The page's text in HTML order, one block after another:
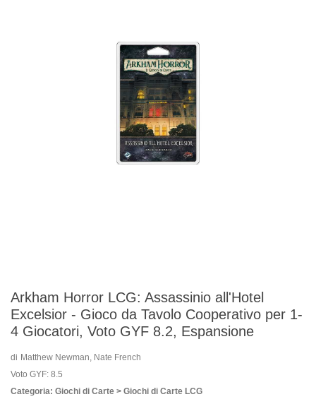
Arkham Horror LCG: Assassinio all'Hotel
Excelsior - Gioco da Tavolo Cooperativo per 1-
4 Giocatori, Voto GYF 8.2, Espansione
di Matthew Newman, Nate French
Voto GYF: 8.5
Categoria: Giochi di Carte > Giochi di Carte LCG